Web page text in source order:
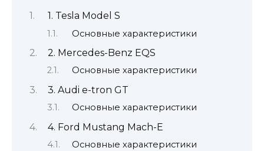
1. Tesla Model S
Основные характеристики
2. Mercedes-Benz EQS
Основные характеристики
3. Audi e-tron GT
Основные характеристики
4. Ford Mustang Mach-E
Основные характеристики